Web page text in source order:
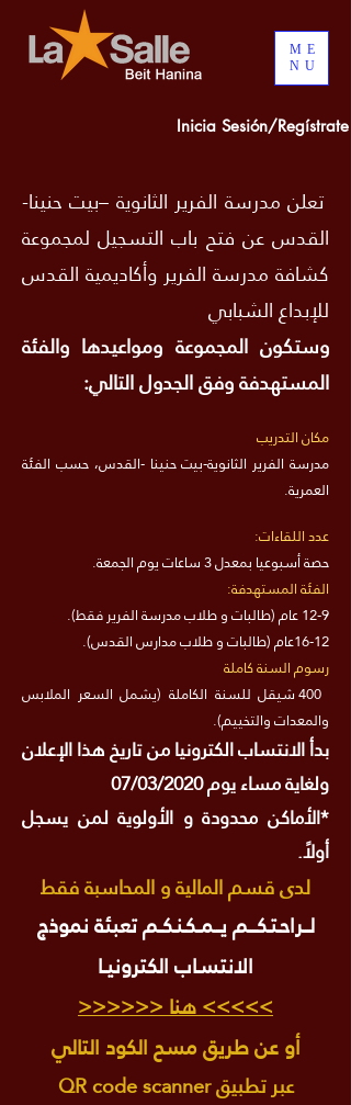
ME
NU
Inicia Sesión/Regístrate
تعلن مدرسة الفرير الثانوية –بيت حنينا-
القدس عن فتح باب التسجيل لمجموعة
كشافة مدرسة الفرير وأكاديمية القدس
للإبداع الشبابي
وستكون المجموعة ومواعيدها والفئة
المستهدفة وفق الجدول التالي:
مكان التدريب
مدرسة الفرير الثانوية-بيت حنينا -القدس، حسب الفئة
العمرية.
عدد اللقاءات:
حصة أسبوعيا بمعدل 3 ساعات يوم الجمعة.
الفئة المستهدفة:
12-9 عام (طالبات و طلاب مدرسة الفرير فقط).
16-12عام (طالبات و طلاب مدارس القدس).
رسوم السنة كاملة
400 شيقل للسنة الكاملة (يشمل السعر الملابس
والمعدات والتخييم).
بدأ الانتساب الكترونيا من تاريخ هذا الإعلان
ولغاية مساء يوم 07/03/2020
*الأماكن محدودة و الأولوية لمن يسجل
أولاً.
لدى قسم المالية و المحاسبة فقط
لـــراحـتـكــــم يـــمــكـنـكــم تعبئة نموذج
الانتسـاب الكترونيــا
>>>>> هنا <<<<<<
أو عن طريق مسح الكود التالي
عبر تطبيق QR code scanner